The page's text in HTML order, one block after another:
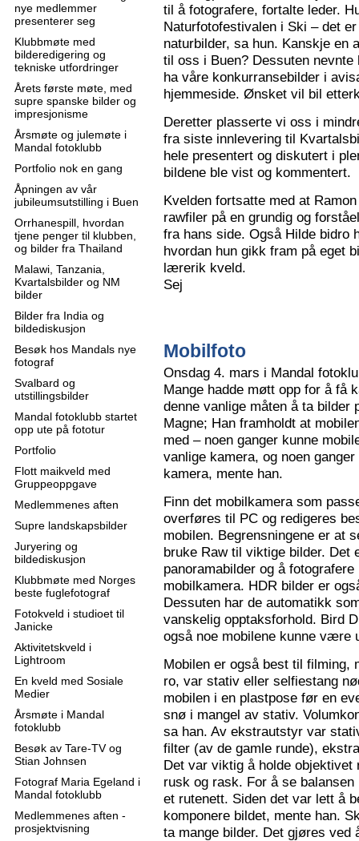
nye medlemmer
presenterer seg
Klubbmøte med
bilderedigering og
tekniske utfordringer
Årets første møte, med
supre spanske bilder og
impresjonisme
Årsmøte og julemøte i
Mandal fotoklubb
Portfolio nok en gang
Åpningen av vår
jubileumsutstilling i Buen
Orrhanespill, hvordan
tjene penger til klubben,
og bilder fra Thailand
Malawi, Tanzania,
Kvartalsbilder og NM
bilder
Bilder fra India og
bildediskusjon
Besøk hos Mandals nye
fotograf
Svalbard og
utstillingsbilder
Mandal fotoklubb startet
opp ute på fototur
Portfolio
Flott maikveld med
Gruppeoppgave
Medlemmenes aften
Supre landskapsbilder
Juryering og
bildediskusjon
Klubbmøte med Norges
beste fuglefotograf
Fotokveld i studioet til
Janicke
Aktivitetskveld i
Lightroom
En kveld med Sosiale
Medier
Årsmøte i Mandal
fotoklubb
Besøk av Tare-TV og
Stian Johnsen
Fotograf Maria Egeland i
Mandal fotoklubb
Medlemmenes aften -
prosjektvisning
til å fotografere, fortalte leder.
Naturfotofestivalen i Ski – det
naturbilder, sa hun. Kanskje en
til oss i Buen? Dessuten
ha våre konkurransebilder i
hjemmeside. Ønsket vil bil
Deretter plasserte vi oss i
fra siste innlevering til
hele presentert og diskutert i
bildene ble vist og kommentert.
Kvelden fortsatte med at
rawfiler på en grundig og
fra hans side. Også Hilde bidro
hvordan hun gikk fram på eget
lærerik kveld.
Sej
Mobilfoto
Onsdag 4. mars i Mandal
Mange hadde møtt opp for å få
denne vanlige måten å ta bilder
Magne; Han framholdt at
med – noen ganger kunne
vanlige kamera, og noen
kamera, mente han.
Finn det mobilkamera som
overføres til PC og redigeres
mobilen. Begrensningene er at
bruke Raw til viktige bilder. Det
panoramabilder og å
mobilkamera. HDR bilder er
Dessuten har de automatikk
vanskelig opptaksforhold. Bird
også noe mobilene kunne være
Mobilen er også best til filming,
ro, var stativ eller selfiestang
mobilen i en plastpose før en
snø i mangel av stativ.
sa han. Av ekstrautstyr var
filter (av de gamle runde),
Det var viktig å holde
rusk og rask. For å se
et rutenett. Siden det var lett å
komponere bildet, mente han.
ta mange bilder. Det gjøres ved